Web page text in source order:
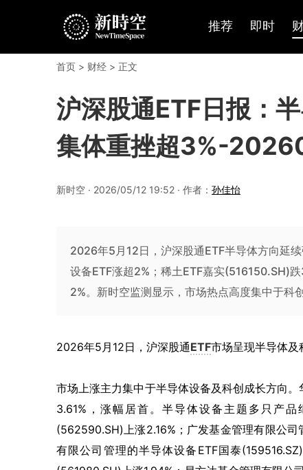
推荐 即时
首页 > 财经 > 正文
沪深股通ETF日报：
集体重挫超3%-
新时空 · 2026/05/12 19:52 · 作者： 孙佳怡
2026年5月12日，沪深股通ETF半导体方向延
设备ETF涨超2%；稀土ETF嘉实(516150.SH)
2%。新时空监测显示，市场热点高度集中于科
2026年5月12日，沪深股通ETF市场呈现半导体及
市场上涨主力集中于半导体设备及科创成长方向
3.61%，涨幅居首。半导体设备主题多只产
(562590.SH)上涨2.16%；广发基金管理有限公
有限公司管理的半导体设备ETF国泰